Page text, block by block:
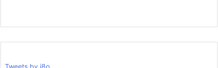
Tweets by i8o